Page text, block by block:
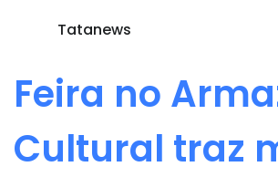
Tatanews
Feira no
Cultural traz